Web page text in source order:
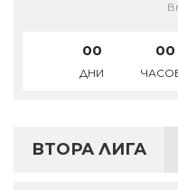
00
ДНИ
00
ВТОРА ЛИГА